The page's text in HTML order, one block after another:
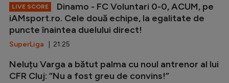
LIVE SCORE
Dinamo - FC Voluntari 0-0, ACUM, pe
iAMsport.ro. Cele două echipe, la egalitate de
puncte înaintea duelului direct!
SuperLiga | 21:25
Neluțu Varga a bătut palma cu noul antrenor al lui
CFR Cluj: ”Nu a fost greu de convins!”